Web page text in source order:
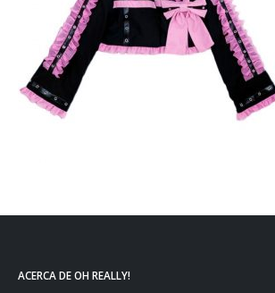
ACERCA DE OH REALLY!